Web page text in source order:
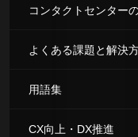
コンタクトセンター
よくある課題と解決
用語集
CX向上・DX推進